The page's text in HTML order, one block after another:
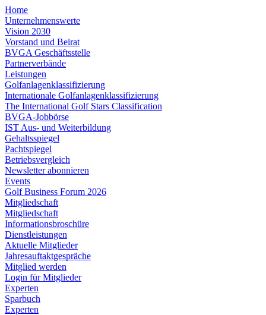
Home
Unternehmenswerte
Vision 2030
Vorstand und Beirat
BVGA Geschäftsstelle
Partnerverbände
Leistungen
Golfanlagenklassifizierung
Internationale Golfanlagenklassifizierung
The International Golf Stars Classification
BVGA-Jobbörse
IST Aus- und Weiterbildung
Gehaltsspiegel
Pachtspiegel
Betriebsvergleich
Newsletter abonnieren
Events
Golf Business Forum 2026
Mitgliedschaft
Mitgliedschaft
Informationsbroschüre
Dienstleistungen
Aktuelle Mitglieder
Jahresauftaktgespräche
Mitglied werden
Login für Mitglieder
Experten
Sparbuch
Experten